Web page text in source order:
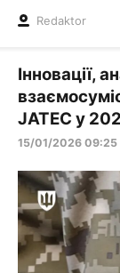
Redaktor
Інновації,
JATEC у
15/01/2026 09:25